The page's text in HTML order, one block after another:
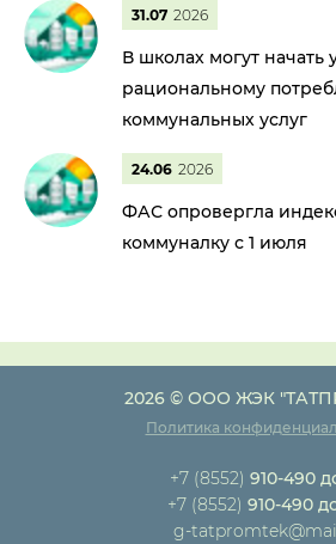
31.07 2026
В школах могут начать
рациональному
коммунальных услуг
24.06 2026
ФАС опровергла
коммуналку с 1 июля
2026 © ООО ЖЭК
Политика
+7 (8552) 910-490
+7 (8552) 910-490
g-